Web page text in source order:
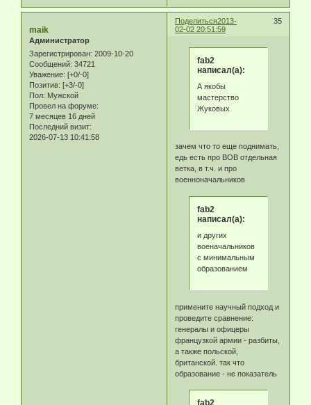
Поделиться 35
2013-
02-02 20:51:59
maik
Администратор
Зарегистрирован: 2009-10-20
Сообщений: 34721
Уважение: [+0/-0]
Позитив: [+3/-0]
Пол: Мужской
Провел на форуме:
7 месяцев 16 дней
Последний визит:
2026-07-13 10:41:58
fab2
написал(а):
А якобы
мастерство
Жуковых
зачем что то еще поднимать,
едь есть про ВОВ отдельная
ветка, в т.ч. и про
военноначальников
fab2
написал(а):
и других
военачальников
с минимальным
образованием
примените научный подход и
проведите сравнение:
генералы и офицеры
французкой армии - разбиты,
а также польской,
британской. так что
образование - не показатель
fab2